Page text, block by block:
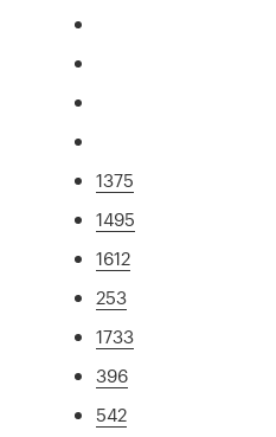
1375
1495
1612
253
1733
396
542